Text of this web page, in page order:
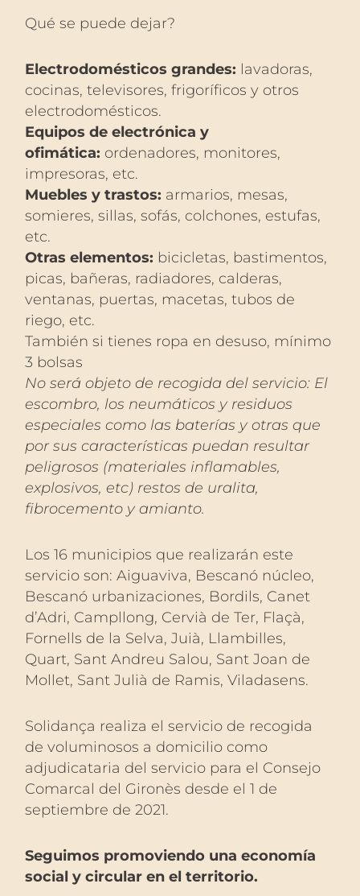
Qué se puede dejar?
Electrodomésticos grandes: lavadoras,
cocinas, televisores, frigoríficos y otros
electrodomésticos.
Equipos de electrónica y
ofimática: ordenadores, monitores,
impresoras, etc.
Muebles y trastos: armarios, mesas,
somieres, sillas, sofás, colchones, estufas,
etc.
Otras elementos: bicicletas, bastimentos,
picas, bañeras, radiadores, calderas,
ventanas, puertas, macetas, tubos de
riego, etc.
También si tienes ropa en desuso, mínimo
3 bolsas
No será objeto de recogida del servicio: El
escombro, los neumáticos y residuos
especiales como las baterías y otras que
por sus características puedan resultar
peligrosos (materiales inflamables,
explosivos, etc) restos de uralita,
fibrocemento y amianto.
Los 16 municipios que realizarán este
servicio son: Aiguaviva, Bescanó núcleo,
Bescanó urbanizaciones, Bordils, Canet
d’Adri, Campllong, Cervià de Ter, Flaçà,
Fornells de la Selva, Juià, Llambilles,
Quart, Sant Andreu Salou, Sant Joan de
Mollet, Sant Julià de Ramis, Viladasens.
Solidança realiza el servicio de recogida
de voluminosos a domicilio como
adjudicataria del servicio para el Consejo
Comarcal del Gironès desde el 1 de
septiembre de 2021.
Seguimos promoviendo una economía
social y circular en el territorio.